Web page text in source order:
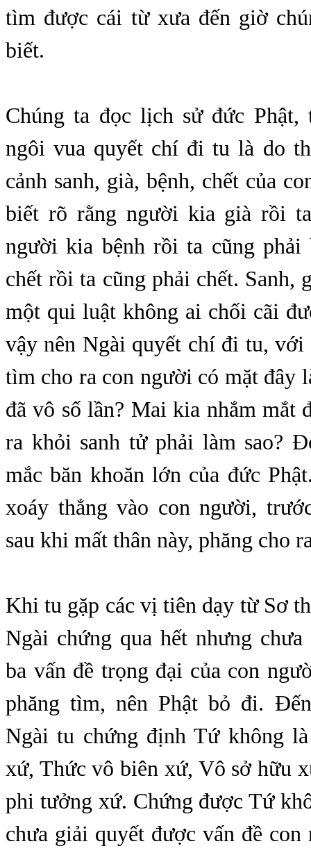
tìm được cái từ xưa đến giờ
biết.
Chúng ta đọc lịch sử đức
ngôi vua quyết chí đi tu là do
cảnh sanh, già, bệnh, chết của
biết rõ rằng người kia già rồi
người kia bệnh rồi ta cũng phải
chết rồi ta cũng phải chết. Sanh,
một qui luật không ai chối cãi
vậy nên Ngài quyết chí đi tu, với
tìm cho ra con người có mặt đây
đã vô số lần? Mai kia nhắm mắt
ra khỏi sanh tử phải làm sao?
mắc băn khoăn lớn của đức
xoáy thẳng vào con người,
sau khi mất thân này, phăng cho
Khi tu gặp các vị tiên dạy từ Sơ
Ngài chứng qua hết nhưng
ba vấn đề trọng đại của con
phăng tìm, nên Phật bỏ đi.
Ngài tu chứng định Tứ không
xứ, Thức vô biên xứ, Vô sở hữu
phi tưởng xứ. Chứng được Tứ
chưa giải quyết được vấn đề con